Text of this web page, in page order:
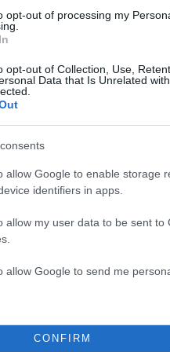
opt-out of processing my
opt-out of Collection, Use,
Data that Is Unrelated
allow Google to enable storage
identifiers in apps.
allow my user data to be sent to
allow Google to send me
CONFIRM
ευχαριστήσω αυτό τον
πλάτες του και μας
Στα δύσκολα και στα
και στις
είναι ζεστή, γιατί
δεν έχουμε κρατήσει
μόνο να
η Ζήνα Κουτσελίνη.